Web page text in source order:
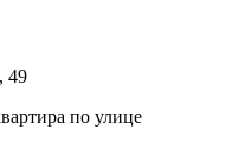
49
по улице